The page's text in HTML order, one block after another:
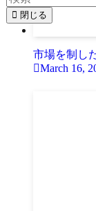
市場を制し
March 16,
閉じる